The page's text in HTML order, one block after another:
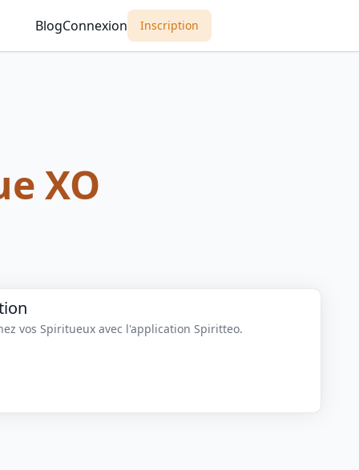
BlogConnexion Inscription
XO
vos Spiritueux avec l'application Spiritteo.